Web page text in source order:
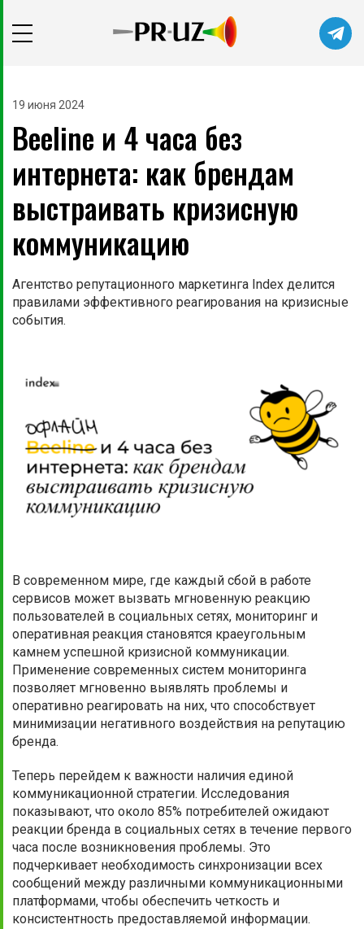
Не сейчас Подписаться
19 июня 2024
Beeline и 4 часа без
интернета: как брендам
выстраивать кризисную
коммуникацию
Агентство репутационного маркетинга Index делится
правилами эффективного реагирования на кризисные
события.
В современном мире, где каждый сбой в работе
сервисов может вызвать мгновенную реакцию
пользователей в социальных сетях, мониторинг и
оперативная реакция становятся краеугольным
камнем успешной кризисной коммуникации.
Применение современных систем мониторинга
позволяет мгновенно выявлять проблемы и
оперативно реагировать на них, что способствует
минимизации негативного воздействия на репутацию
бренда.
Теперь перейдем к важности наличия единой
коммуникационной стратегии. Исследования
показывают, что около 85% потребителей ожидают
реакции бренда в социальных сетях в течение первого
часа после возникновения проблемы. Это
подчеркивает необходимость синхронизации всех
сообщений между различными коммуникационными
платформами, чтобы обеспечить четкость и
консистентность предоставляемой информации.